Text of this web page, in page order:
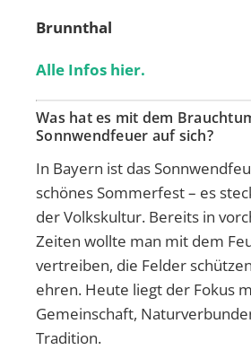
Brunnthal
Alle Infos hier.
Was hat es mit dem
Sonnwendfeuer auf sich?
In Bayern ist das
schönes Sommerfest – es
der Volkskultur. Bereits in
Zeiten wollte man mit dem
vertreiben, die Felder
ehren. Heute liegt der Fokus
Gemeinschaft,
Tradition.